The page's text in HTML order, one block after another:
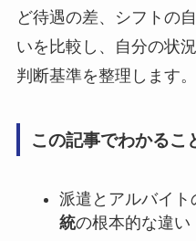
ど待遇の差、シフトの
いを比較し、自分の状
判断基準を整理します。
この記事でわかるこ
派遣とアルバイト
統の根本的な違い